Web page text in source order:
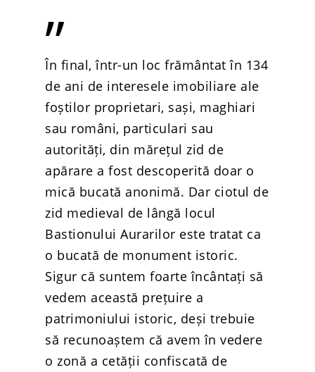
”
În final, într-un loc frământat în 134
de ani de interesele imobiliare ale
foștilor proprietari, sași, maghiari
sau români, particulari sau
autorități, din mărețul zid de
apărare a fost descoperită doar o
mică bucată anonimă. Dar ciotul de
zid medieval de lângă locul
Bastionului Aurarilor este tratat ca
o bucată de monument istoric.
Sigur că suntem foarte încântați să
vedem această prețuire a
patrimoniului istoric, deși trebuie
să recunoaștem că avem în vedere
o zonă a cetății confiscată de
Turism
Contact
Contact
(+40) 368 450 127
(+40) 268 316 312
Strada Hermann
500331 Brașov, RO